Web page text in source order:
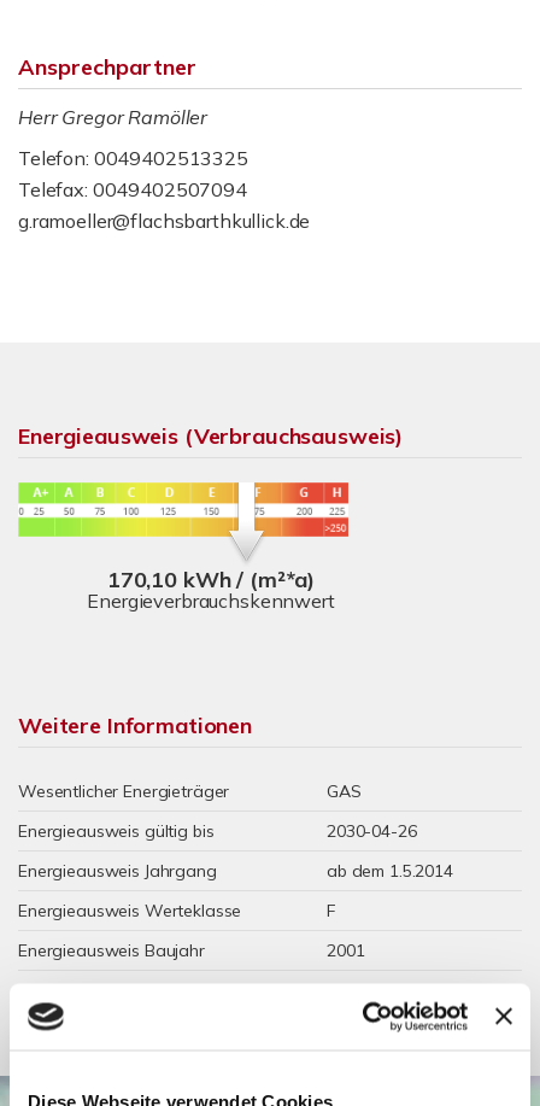
Diese Webseite verwendet Cookies
Ansprechpartner
Herr Gregor Ramöller
Telefon: 0049402513325
Telefax: 0049402507094
g.ramoeller@flachsbarthkullick.de
Energieausweis (Verbrauchsausweis)
170,10 kWh / (m²*a)
Energieverbrauchskennwert
Weitere Informationen
Wesentlicher Energieträger
GAS
Energieausweis gültig bis
2030-04-26
Energieausweis Jahrgang
ab dem 1.5.2014
Energieausweis Werteklasse
F
Energieausweis Baujahr
2001
Energieausweis Gebäudeart
Gewerbe